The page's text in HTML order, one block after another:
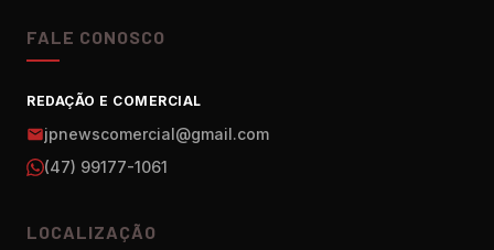
FALE CONOSCO
REDAÇÃO E COMERCIAL
jpnewscomercial@gmail.com
(47) 99177-1061
LOCALIZAÇÃO